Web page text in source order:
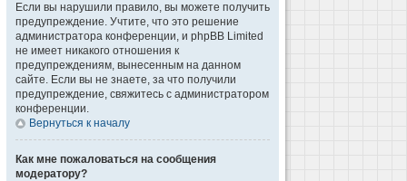
Если вы нарушили правило, вы можете получить
предупреждение. Учтите, что это решение
администратора конференции, и phpBB Limited
не имеет никакого отношения к
предупреждениям, вынесенным на данном
сайте. Если вы не знаете, за что получили
предупреждение, свяжитесь с администратором
конференции.
Вернуться к началу
Как мне пожаловаться на сообщения
модератору?